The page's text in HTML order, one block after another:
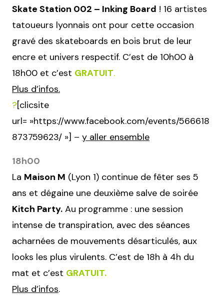
Skate Station 002 – Inking Board ! 16 artistes
tatoueurs lyonnais ont pour cette occasion
gravé des skateboards en bois brut de leur
encre et univers respectif. C’est de 10h00 à
18h00 et c’est GRATUIT.
Plus d’infos.
?[clicsite
url= »https://www.facebook.com/events/566618
873759623/ »] – y aller ensemble
18h00
La Maison M (Lyon 1) continue de fêter ses 5
ans et dégaine une deuxième salve de soirée
Kitch Party. Au programme : une session
intense de transpiration, avec des séances
acharnées de mouvements désarticulés, aux
looks les plus virulents. C’est de 18h à 4h du
mat et c’est GRATUIT.
Plus d’infos.